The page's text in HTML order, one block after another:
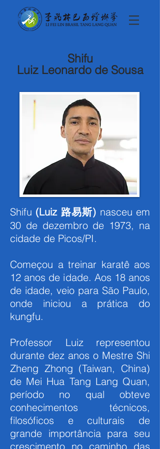
Shifu
Luiz Leonardo de Sousa
Shifu (Luiz 路易斯) nasceu em
30 de dezembro de 1973, na
cidade de Picos/PI.
Começou a treinar karatê aos
12 anos de idade. Aos 18 anos
de idade, veio para São Paulo,
onde iniciou a prática do
kungfu.
Professor Luiz representou
durante dez anos o Mestre Shi
Zheng Zhong (Taiwan, China)
de Mei Hua Tang Lang Quan,
período no qual obteve
conhecimentos técnicos,
filosóficos e culturais de
grande importância para seu
crescimento no caminho das